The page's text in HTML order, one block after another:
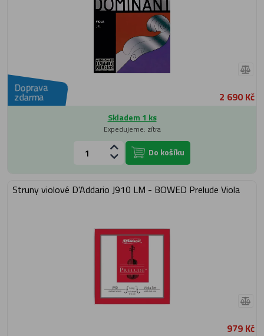
Doprava
zdarma 2 690 Kč
Skladem 1 ks
Expedujeme: zítra
Do košíku
Struny violové D'Addario J910 LM - BOWED Prelude Viola
979 Kč